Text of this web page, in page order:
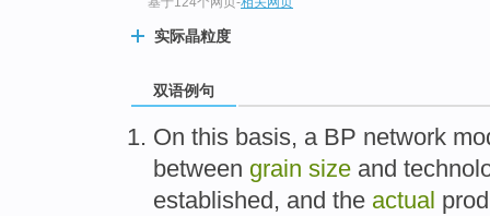
实际晶粒度
双语例句
On this basis, a BP network
between grain size and
established, and the actual